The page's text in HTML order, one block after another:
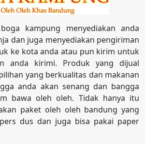
kampung menyediakan anda
dan juga menyediakan pengiriman
ke kota anda atau pun kirim untuk
anda kirimi. Produk yang dijual
yang berkualitas dan makanan
anda akan senang dan bangga
bawa oleh oleh. Tidak hanya itu
paket oleh oleh bandung yang
dus dan juga bisa pakai paper